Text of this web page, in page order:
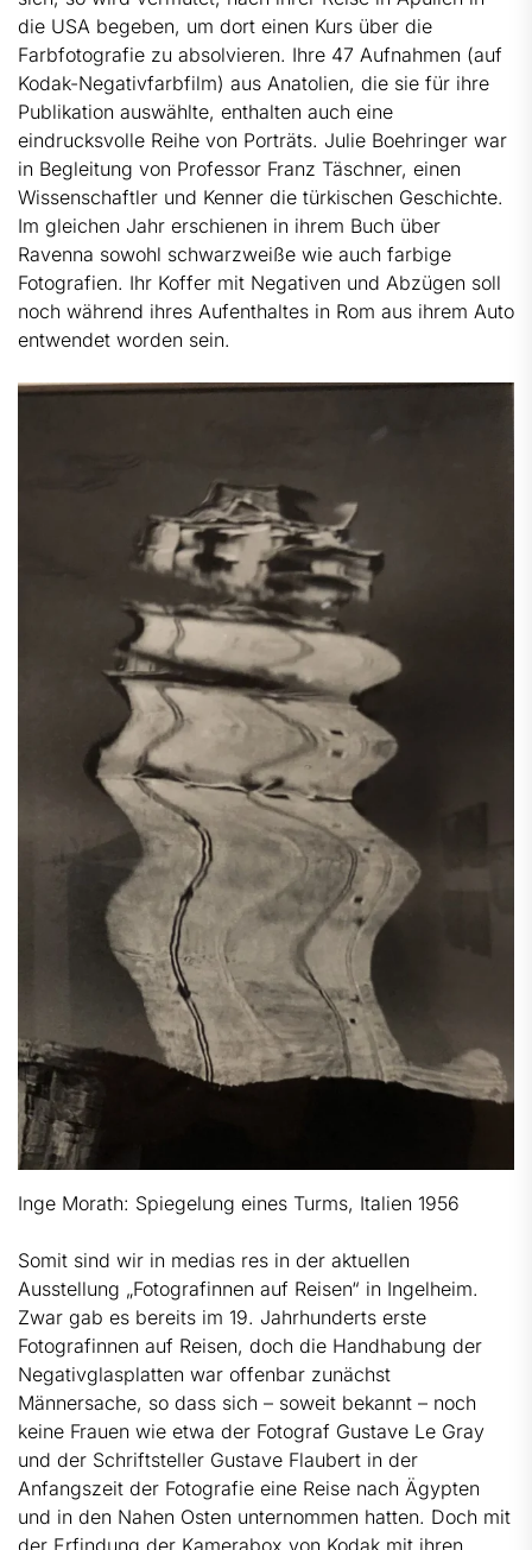
die USA begeben, um dort einen Kurs über die
Farbfotografie zu absolvieren. Ihre 47 Aufnahmen (auf
Kodak-Negativfarbfilm) aus Anatolien, die sie für ihre
Publikation auswählte, enthalten auch eine
eindrucksvolle Reihe von Porträts. Julie Boehringer war
in Begleitung von Professor Franz Täschner, einen
Wissenschaftler und Kenner die türkischen Geschichte.
Im gleichen Jahr erschienen in ihrem Buch über
Ravenna sowohl schwarzweiße wie auch farbige
Fotografien. Ihr Koffer mit Negativen und Abzügen soll
noch während ihres Aufenthaltes in Rom aus ihrem Auto
entwendet worden sein.
Inge Morath: Spiegelung eines Turms, Italien 1956
Somit sind wir in medias res in der aktuellen
Ausstellung „Fotografinnen auf Reisen“ in Ingelheim.
Zwar gab es bereits im 19. Jahrhunderts erste
Fotografinnen auf Reisen, doch die Handhabung der
Negativglasplatten war offenbar zunächst
Männersache, so dass sich – soweit bekannt – noch
keine Frauen wie etwa der Fotograf Gustave Le Gray
und der Schriftsteller Gustave Flaubert in der
Anfangszeit der Fotografie eine Reise nach Ägypten
und in den Nahen Osten unternommen hatten. Doch mit
der Erfindung der Kamerabox von Kodak mit ihren